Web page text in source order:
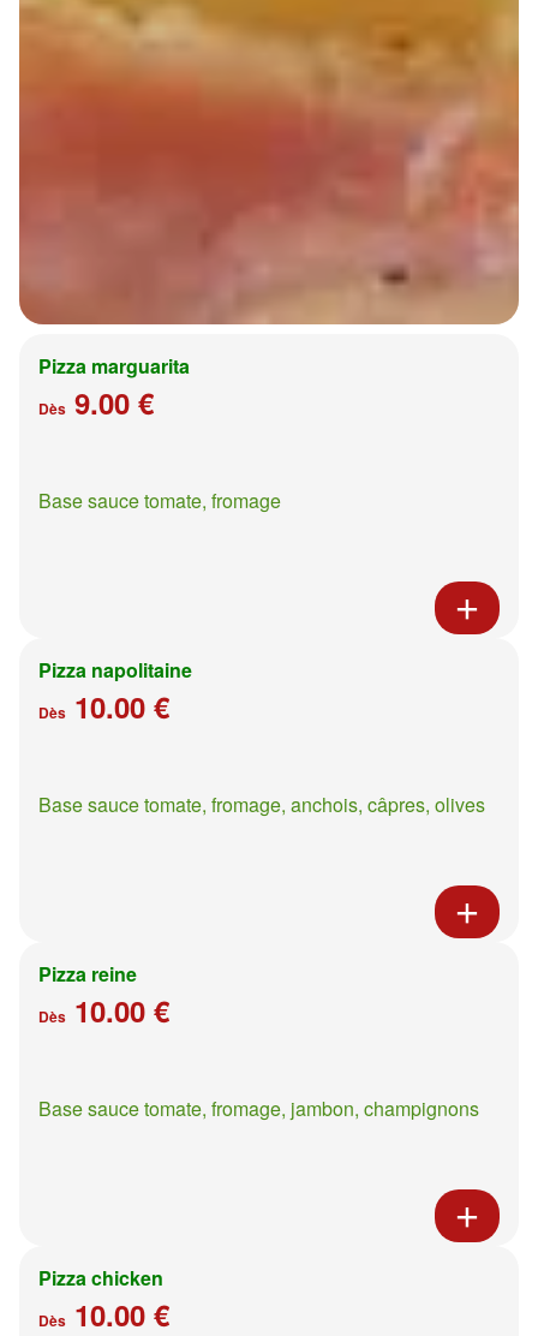
Pizza marguarita
Dès 9.00 €
Base sauce tomate, fromage
Pizza napolitaine
Dès 10.00 €
Base sauce tomate, fromage, anchois, câpres, olives
Pizza reine
Dès 10.00 €
Base sauce tomate, fromage, jambon, champignons
Pizza chicken
Dès 10.00 €